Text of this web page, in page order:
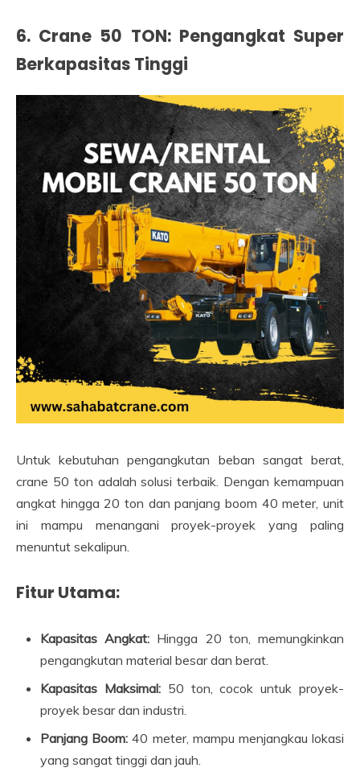
6. Crane 50 TON: Pengangkat Super
Berkapasitas Tinggi
Untuk kebutuhan pengangkutan beban sangat berat,
crane 50 ton adalah solusi terbaik. Dengan kemampuan
angkat hingga 20 ton dan panjang boom 40 meter, unit
ini mampu menangani proyek-proyek yang paling
menuntut sekalipun.
Fitur Utama:
Kapasitas Angkat: Hingga 20 ton, memungkinkan
pengangkutan material besar dan berat.
Kapasitas Maksimal:50 ton, cocok untuk proyek-
proyek besar dan industri.
Panjang Boom: 40 meter, mampu menjangkau lokasi
yang sangat tinggi dan jauh.